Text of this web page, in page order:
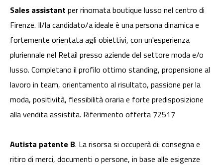
Sales assistant per rinomata boutique lusso nel centro di
Firenze. Il/la candidato/a ideale è una persona dinamica e
fortemente orientata agli obiettivi, con un'esperienza
pluriennale nel Retail presso aziende del settore moda e/o
lusso. Completano il profilo ottimo standing, propensione al
lavoro in team, orientamento al risultato, passione per la
moda, positività, flessibilità oraria e forte predisposizione
alla vendita assistita. Riferimento offerta 72517
Autista patente B. La risorsa si occuperà di: consegna e
ritiro di merci, documenti o persone, in base alle esigenze